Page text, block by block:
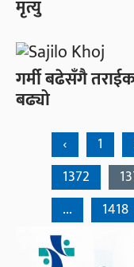
मृत्यु
गर्मी बढेसँगै
बढ्यो
‹ 1
1372
...
1418